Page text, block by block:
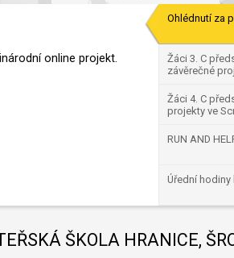
Ohlédnutí za
Žáci 3. C
závěrečné
Žáci 4. C
projekty ve
RUN AND
Úřední
online projekt.
ŠKOLA HRANICE,